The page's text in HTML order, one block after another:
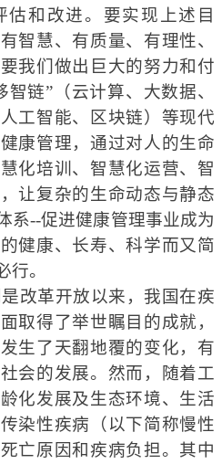
和改进。 要实现上述目
智慧、有质量、有理性、
我们做出巨大的努力和付
智链”（云计算、大数据、
工智能、 区块链）等现代
康管理，通过对人的生命
化培训、智慧化运营、智
让复杂的生命动态与静态
系--促进健康管理事业成为
健康、长寿、科学而又简
行。
改革开放以来，我国在疾
取得了举世瞩目的成就，
生了天翻地覆的变化，有
会的发展。然而，随着工
化发展及生态环境、生活
染性疾病（以下简称慢性
亡原因和疾病负担。其中